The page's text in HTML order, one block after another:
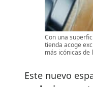
Con una
tienda acoge
más icónicas de
Este nuevo